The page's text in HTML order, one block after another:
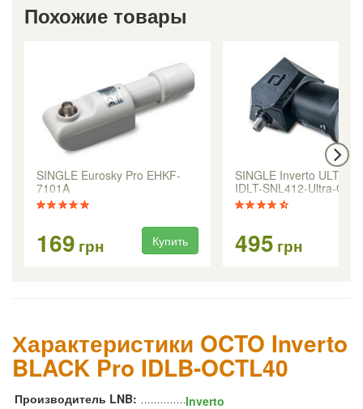
Похожие товары
SINGLE Eurosky Pro EHKF-
7101A
169 грн Купить
SINGLE Inverto ULTRA
IDLT-SNL412-Ultra-OPN
495 грн
Характеристики OCTO Inverto
BLACK Pro IDLB-OCTL40
Производитель LNB: Inverto